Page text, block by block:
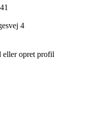
4
eller opret profil